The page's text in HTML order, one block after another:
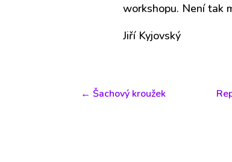
workshopu. Není tak
Jiří Kyjovský
←Šachový kroužek